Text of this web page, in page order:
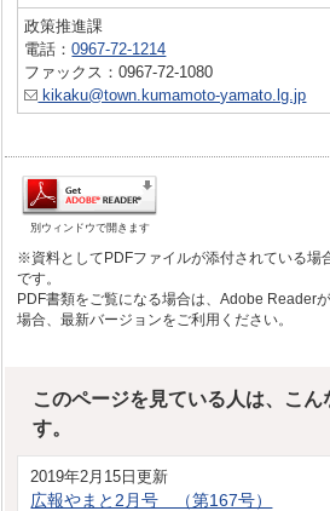
政策推進課
電話：0967-72-1214
ファックス：0967-72-1080
kikaku@town.kumamoto-yamato.lg.jp
別ウィンドウで開きます
※資料としてPDFファイルが添付されている場
です。
PDF書類をご覧になる場合は、Adobe Reader
場合、最新バージョンをご利用ください。
このページを見ている人は、こん
す。
2019年2月15日更新
広報やまと2月号 （第167号）